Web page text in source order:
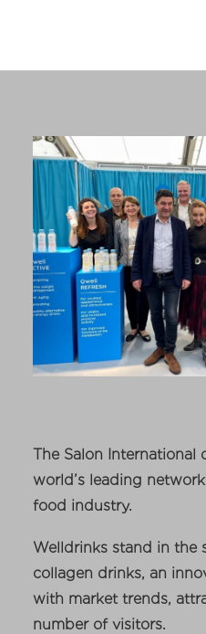
The Salon International
world’s leading
food industry.
Welldrinks stand in the
collagen drinks, an
with market trends,
number of visitors.